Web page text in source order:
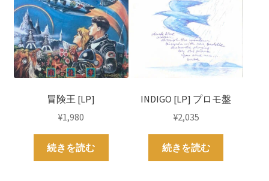
冒険王 [LP]
¥1,980
続きを読む
INDIGO [LP] プロモ盤
¥2,035
続きを読む